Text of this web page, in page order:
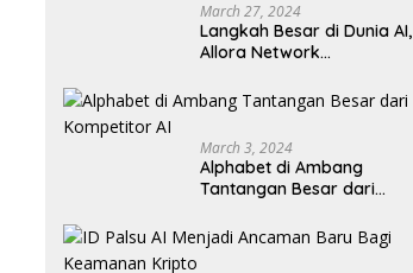
March 27, 2024
Langkah Besar di Dunia AI,
Allora Network
Revolusioner
March 3, 2024
Alphabet di Ambang
Tantangan Besar dari